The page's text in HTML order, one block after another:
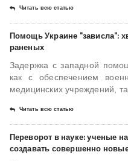
Читать всю статью
Помощь Украине "зависла":
раненых
Задержка с западной
как с обеспечением
медицинских учреждений,
Читать всю статью
Переворот в науке: ученые
создавать совершенно